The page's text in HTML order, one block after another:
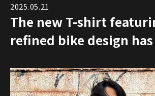
2025.05.21
The new T-shirt
refined bike design